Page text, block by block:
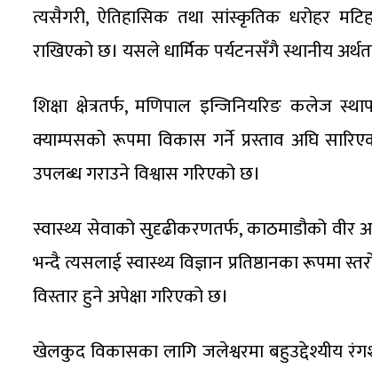
त्यसैगरी, ऐतिहासिक तथा सांस्कृतिक धरोहर
राखिएको छ। यसले धार्मिक पर्यटनसँगै स्थानीय
शिक्षा क्षेत्रतर्फ, मणिपाल इन्जिनियरिङ कलेज
क्याम्पसको रूपमा विकास गर्ने प्रस्ताव अघि
उपलब्ध गराउने विश्वास गरिएको छ।
स्वास्थ्य सेवाको सुदृढीकरणतर्फ, काठमाडौको वीर
भन्दै त्यसलाई स्वास्थ्य विज्ञान प्रतिष्ठानका रूपमा
विस्तार हुने अपेक्षा गरिएको छ।
खेलकुद विकासका लागि जलेश्वरमा बहुउद्देश्यीय